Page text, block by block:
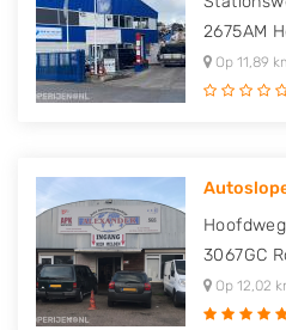
2675AM
Op 11,89
3067GC
Op 12,02